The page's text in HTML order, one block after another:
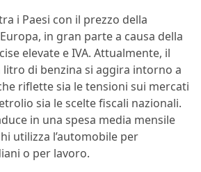
i Paesi con il prezzo della
in gran parte a causa della
elevate e IVA. Attualmente, il
di benzina si aggira intorno a
riflette sia le tensioni sui mercati
sia le scelte fiscali nazionali.
in una spesa media mensile
utilizza l’automobile per
o per lavoro.